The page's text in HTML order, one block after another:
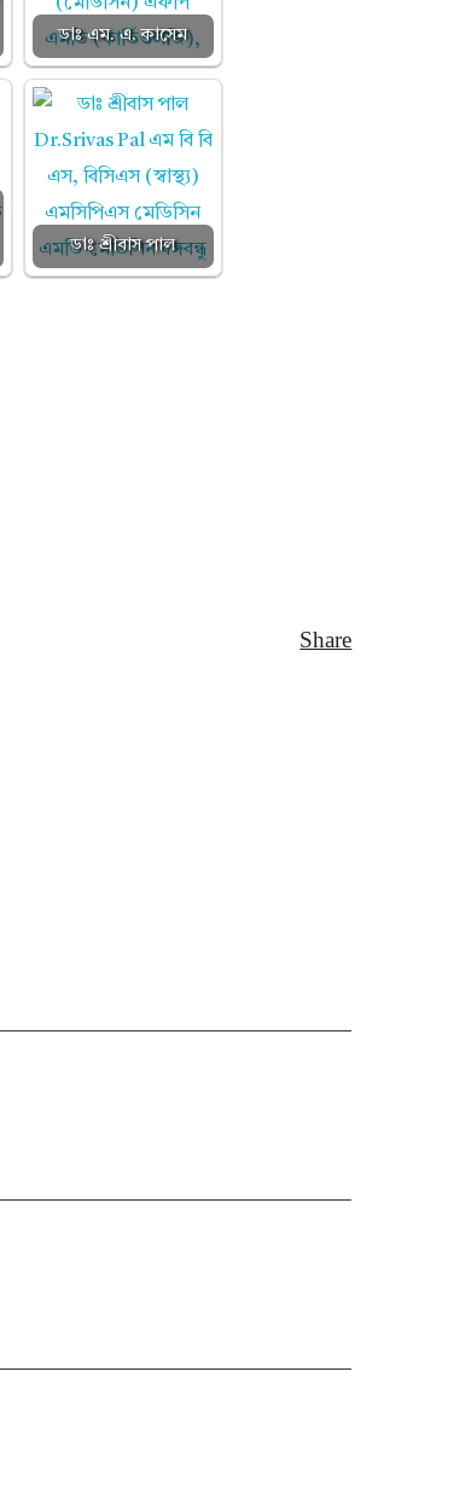
ডাঃ এম. এ. কাসেম
ডাঃ শ্রীবাস পাল